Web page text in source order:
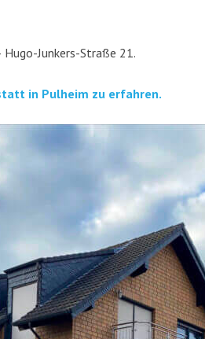
Hugo-Jun­kers-Stra­ße 21.
in Pul­heim zu erfahren.